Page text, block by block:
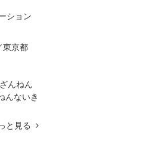
ション
東京都
んねん
んないき
と見る